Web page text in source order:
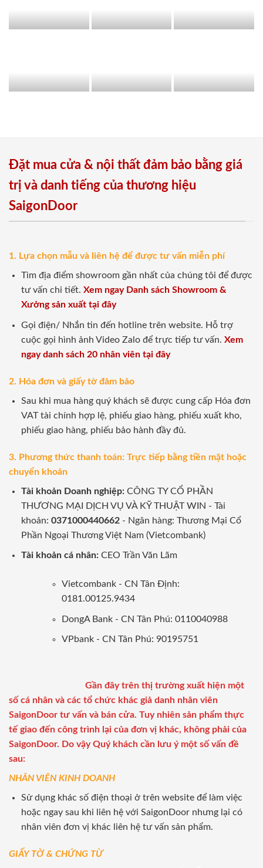
Đặt mua cửa & nội thất đảm bảo bằng giá
trị và danh tiếng của thương hiệu
SaigonDoor
1. Lựa chọn mẫu và liên hệ để được tư vấn miễn phí
Tìm địa điểm showroom gần nhất của chúng tôi để được
tư vấn chi tiết. Xem ngay Danh sách Showroom &
Xưởng sản xuất tại đây
Gọi điện/ Nhắn tin đến hotline trên website. Hỗ trợ
cuộc gọi hình ảnh Video Zalo để trực tiếp tư vấn. Xem
ngay danh sách 20 nhân viên tại đây
2. Hóa đơn và giấy tờ đảm bảo
Sau khi mua hàng quý khách sẽ được cung cấp Hóa đơn
VAT tài chính hợp lệ, phiếu giao hàng, phiếu xuất kho,
phiếu giao hàng, phiếu bảo hành đầy đủ.
3. Phương thức thanh toán: Trực tiếp bằng tiền mặt hoặc
chuyển khoản
Tài khoản Doanh nghiệp:CÔNG TY CỔ PHẦN
THƯƠNG MẠI DỊCH VỤ VÀ KỸ THUẬT WIN - Tài
khoản: 0371000440662- Ngân hàng: Thương Mại Cổ
Phần Ngoại Thương Việt Nam (Vietcombank)
Tài khoản cá nhân: CEO Trần Văn Lãm
Vietcombank - CN Tân Định:
0181.00125.9434
DongA Bank - CN Tân Phú: 0110040988
VPbank - CN Tân Phú: 90195751
Gần đây trên thị trường xuất hiện một
số cá nhân và các tổ chức khác giả danh nhân viên
SaigonDoor tư vấn và bán cửa. Tuy nhiên sản phẩm thực
tế giao đến công trình lại của đơn vị khác, không phải của
SaigonDoor. Do vậy Quý khách cần lưu ý một số vấn đề
sau:
NHÂN VIÊN KINH DOANH
Sử dụng khác số điện thoại ở trên website để làm việc
hoặc ngay sau khi liên hệ với SaigonDoor nhưng lại có
nhân viên đơn vị khác liên hệ tư vấn sản phẩm.
GIẤY TỜ & CHỨNG TỪ